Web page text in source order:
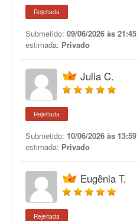
Rejeitada
Submetido: 09/06/2026 às 21:45
estimada: Privado
Julia C.
Rejeitada
Submetido: 10/06/2026 às 13:59
estimada: Privado
Eugênia T.
Rejeitada